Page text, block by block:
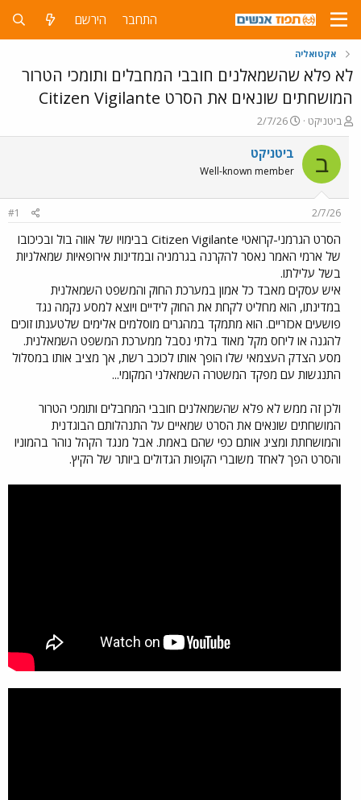
התחבר הירשם
אקטואליה
לא פלא שהשמאלנים חובבי המחבלים ותומכי הטרור
המושחתים שונאים את הסרט Citizen Vigilante
פ
ו
ת
ח
ה
ו
ש
א
ביטניקט
פ
ו
ר
ם
ר
י
ך
2/7/26
ב ביטניקט
Well-known member
2/7/26
#1
הסרט הגרמני-קרואטי Citizen Vigilante בבימויו של אווה בול ובכיכובו
של ארמי האמר נאסר להקרנה בגרמניה ובמדינות אירופאיות שמאלניות
בשל עלילתו.
איש עסקים מאבד כל אמון במערכת החוק והמשפט השמאלנית
במדינתו, הוא מחליט לקחת את החוק לידיים ויוצא למסע נקמה נגד
פושעים אכזריים. הוא מתמקד במהגרים מוסלמים אלימים שלטענתו זוכים
להגנה או ליחס מקל מאוד בלתי נסבל ממערכת המשפט השמאלנית.
מסע הצדק העצמאי שלו הופך אותו לכוכב רשת, אך מציב אותו במסלול
התנגשות עם מפקד המשטרה השמאלני המקומי...
ולכן זה ממש לא פלא שהשמאלנים חובבי המחבלים ותומכי הטרור
המושחתים שונאים את הסרט שמאיים על התנהלותם הבוגדנית
והמושחתת ומציג אותם כפי שהם באמת. אבל מנגד הקהל נוהר בהמוניו
והסרט הפך לאחד משוברי הקופות הגדולים ביותר של הקיץ.